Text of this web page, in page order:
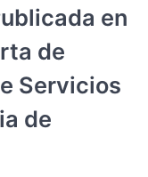
en
de
Servicios
de